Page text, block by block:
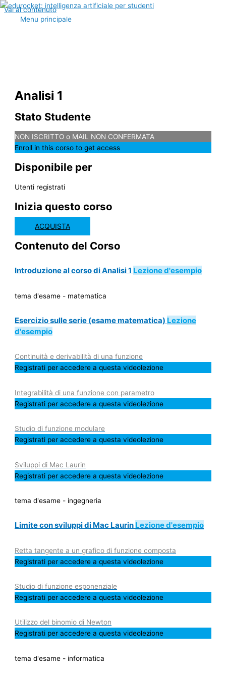
Vai al contenuto
Menu principale
Analisi 1
Stato Studente
NON ISCRITTO o MAIL NON CONFERMATA
Enroll in this corso to get access
Disponibile per
Utenti registrati
Inizia questo corso
ACQUISTA
Contenuto del Corso
Introduzione al corso di Analisi 1 Lezione d'esempio
tema d'esame - matematica
Esercizio sulle serie (esame matematica) Lezione
d'esempio
Continuità e derivabilità di una funzione
Registrati per accedere a questa videolezione
Integrabilità di una funzione con parametro
Registrati per accedere a questa videolezione
Studio di funzione modulare
Registrati per accedere a questa videolezione
Sviluppi di Mac Laurin
Registrati per accedere a questa videolezione
tema d'esame - ingegneria
Limite con sviluppi di Mac Laurin Lezione d'esempio
Retta tangente a un grafico di funzione composta
Registrati per accedere a questa videolezione
Studio di funzione esponenziale
Registrati per accedere a questa videolezione
Utilizzo del binomio di Newton
Registrati per accedere a questa videolezione
tema d'esame - informatica